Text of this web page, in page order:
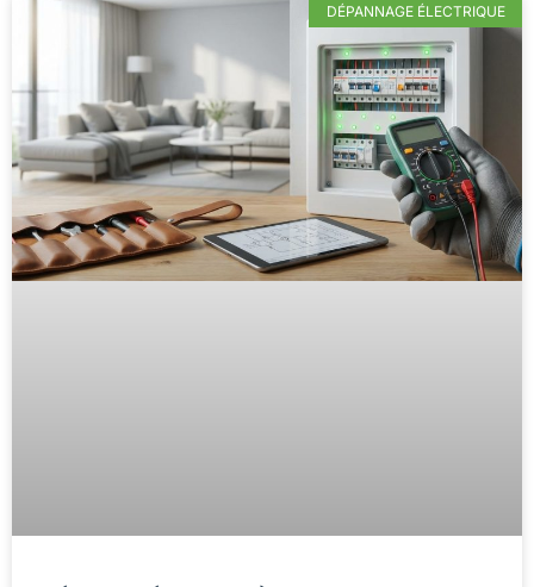
DÉPANNAGE ÉLECTRIQUE